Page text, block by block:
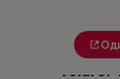
Volare: